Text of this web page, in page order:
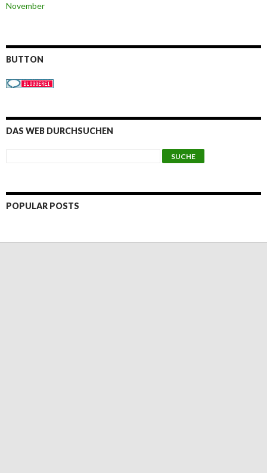
November
BUTTON
DAS WEB DURCHSUCHEN
POPULAR POSTS